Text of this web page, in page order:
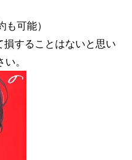
も可能）
損することはないと思い
。